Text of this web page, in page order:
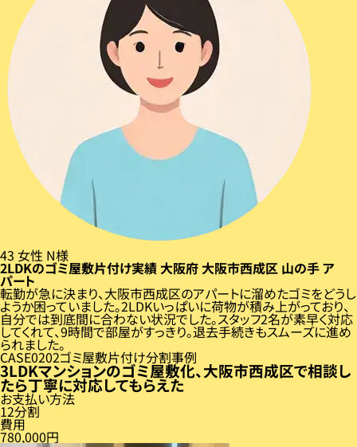
43 女性 N様
2LDKのゴミ屋敷片付け実績大阪府大阪市西成区 山の手ア
パート
転勤が急に決まり、大阪市西成区のアパートに溜めたゴミをどうし
ようか困っていました。2LDKいっぱいに荷物が積み上がっており、
自分では到底間に合わない状況でした。スタッフ2名が素早く対応
してくれて、9時間で部屋がすっきり。退去手続きもスムーズに進め
られました。
CASE 02ゴミ屋敷片付け分割事例
3LDKマンションのゴミ屋敷化、大阪市西成区で相談し
たら丁寧に対応してもらえた
お支払い方法
12分割
費用
780,000円